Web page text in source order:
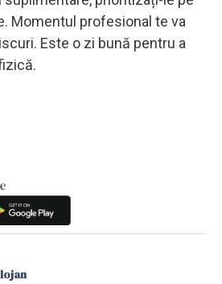
Momentul profesional te va
Este o zi bună pentru a